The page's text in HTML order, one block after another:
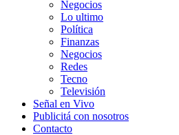
Negocios
Lo ultimo
Política
Finanzas
Negocios
Redes
Tecno
Televisión
Señal en Vivo
Publicitá con nosotros
Contacto